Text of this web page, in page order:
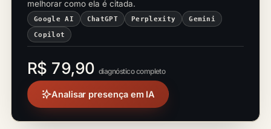
melhorar como ela é citada.
Google AI ChatGPT Perplexity Gemini
Copilot
R$ 79,90 diagnóstico completo
Analisar presença em IA